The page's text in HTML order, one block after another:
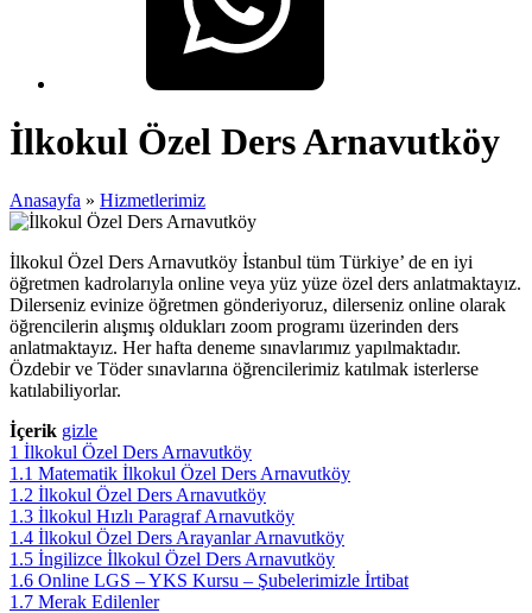
İlkokul Özel Ders Arnavutköy
Anasayfa » Hizmetlerimiz
İlkokul Özel Ders Arnavutköy İstanbul tüm Türkiye’ de en iyi
öğretmen kadrolarıyla online veya yüz yüze özel ders anlatmaktayız.
Dilerseniz evinize öğretmen gönderiyoruz, dilerseniz online olarak
öğrencilerin alışmış oldukları zoom programı üzerinden ders
anlatmaktayız. Her hafta deneme sınavlarımız yapılmaktadır.
Özdebir ve Töder sınavlarına öğrencilerimiz katılmak isterlerse
katılabiliyorlar.
İçerik gizle
1 İlkokul Özel Ders Arnavutköy
1.1 Matematik İlkokul Özel Ders Arnavutköy
1.2 İlkokul Özel Ders Arnavutköy
1.3 İlkokul Hızlı Paragraf Arnavutköy
1.4 İlkokul Özel Ders Arayanlar Arnavutköy
1.5 İngilizce İlkokul Özel Ders Arnavutköy
1.6 Online LGS – YKS Kursu – Şubelerimizle İrtibat
1.7 Merak Edilenler